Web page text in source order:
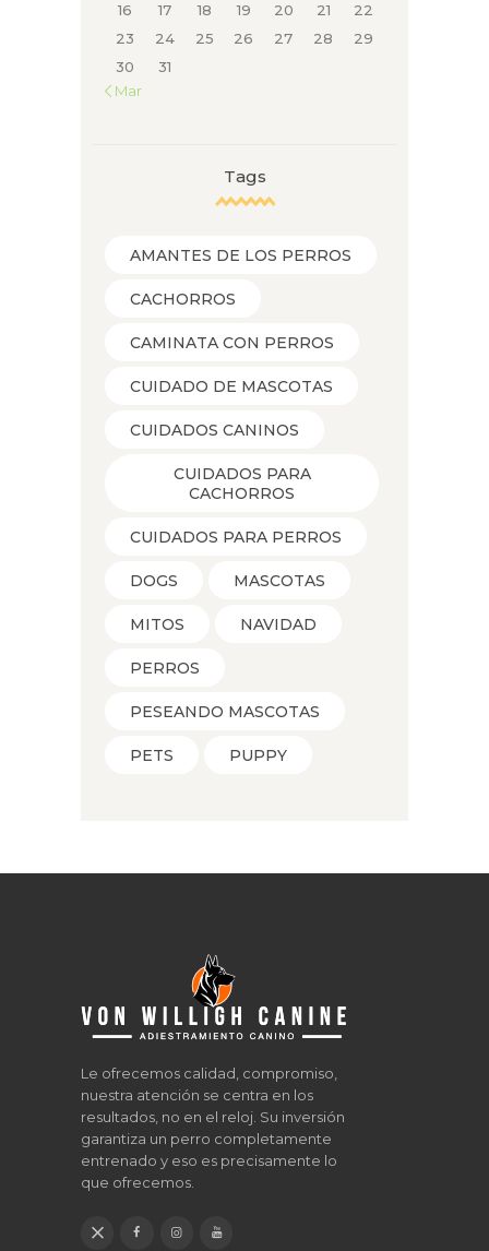
16
17 18 19 20 21
22
23
24 25 26 27 28
29
30
31
« Mar
Tags
AMANTES DE LOS PERROS
CACHORROS
CAMINATA CON PERROS
CUIDADO DE MASCOTAS
CUIDADOS CANINOS
CUIDADOS PARA
CACHORROS
CUIDADOS PARA PERROS
DOGS MASCOTAS
MITOS NAVIDAD
PERROS
PESEANDO MASCOTAS
PETS PUPPY
Le ofrecemos calidad, compromiso,
nuestra atención se centra en los
resultados, no en el reloj. Su inversión
garantiza un perro completamente
entrenado y eso es precisamente lo
que ofrecemos.